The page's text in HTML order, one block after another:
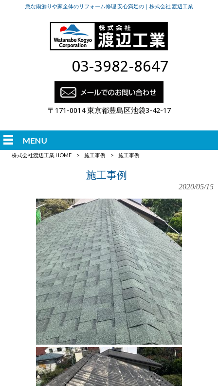
急な雨漏りや家全体のリフォーム修理 安心満足の｜株式会社 渡辺工業
03-3982-8647
〒171-0014 東京都豊島区池袋3-42-17
MENU
株式会社渡辺工業 HOME > 施工事例 > 施工事例
施工事例
2020/05/15